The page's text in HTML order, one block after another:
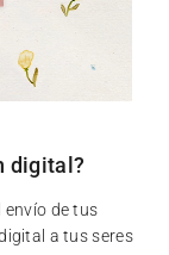
digital?
envío de tus
a tus seres